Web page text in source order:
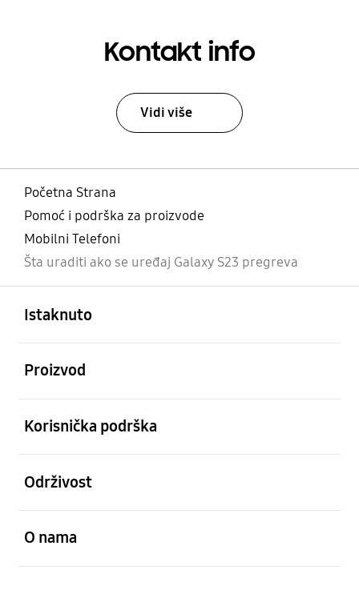
Kontakt info
Vidi više
Početna Strana
Pomoć i podrška za proizvode
Mobilni Telefoni
Šta uraditi ako se uređaj Galaxy S23 pregreva
Istaknuto
Proizvod
Korisnička podrška
Održivost
O nama